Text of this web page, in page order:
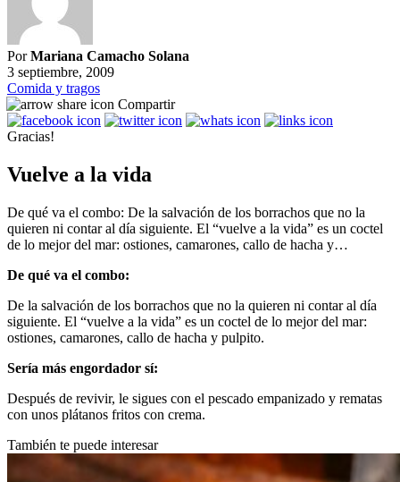
PorMariana Camacho Solana
3 septiembre, 2009
Comida y tragos
Compartir
Gracias!
Vuelve a la vida
De qué va el combo: De la salvación de los borrachos que no la
quieren ni contar al día siguiente. El “vuelve a la vida” es un coctel
de lo mejor del mar: ostiones, camarones, callo de hacha y…
De qué va el combo:
De la salvación de los borrachos que no la quieren ni contar al día
siguiente. El “vuelve a la vida” es un coctel de lo mejor del mar:
ostiones, camarones, callo de hacha y pulpito.
Sería más engordador sí:
Después de revivir, le sigues con el pescado empanizado y rematas
con unos plátanos fritos con crema.
También te puede interesar